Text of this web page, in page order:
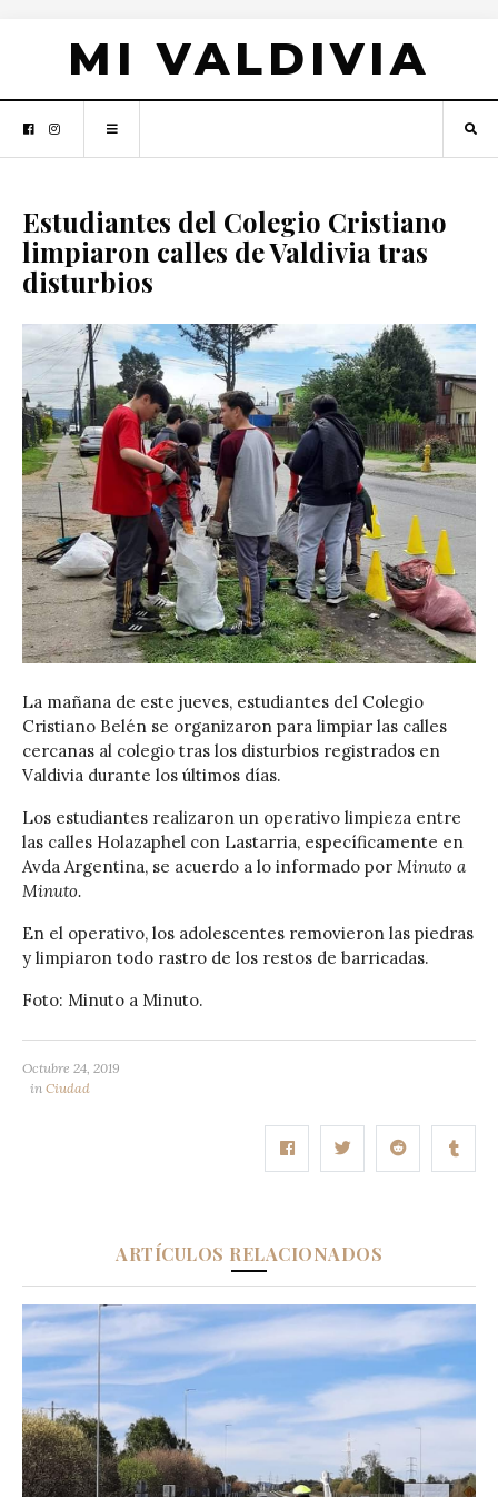
MI VALDIVIA
Estudiantes del Colegio Cristiano
limpiaron calles de Valdivia tras
disturbios
La mañana de este jueves, estudiantes del Colegio
Cristiano Belén se organizaron para limpiar las calles
cercanas al colegio tras los disturbios registrados en
Valdivia durante los últimos días.
Los estudiantes realizaron un operativo limpieza entre
las calles Holazaphel con Lastarria, específicamente en
Avda Argentina, se acuerdo a lo informado por Minuto a
Minuto.
En el operativo, los adolescentes removieron las piedras
y limpiaron todo rastro de los restos de barricadas.
Foto: Minuto a Minuto.
Octubre 24, 2019
in Ciudad
ARTÍCULOS RELACIONADOS